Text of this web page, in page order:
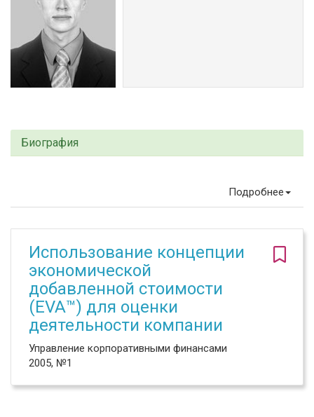
Биография
Подробнее
Использование концепции
экономической
добавленной стоимости
(EVA™) для оценки
деятельности компании
Управление корпоративными финансами
2005, №1